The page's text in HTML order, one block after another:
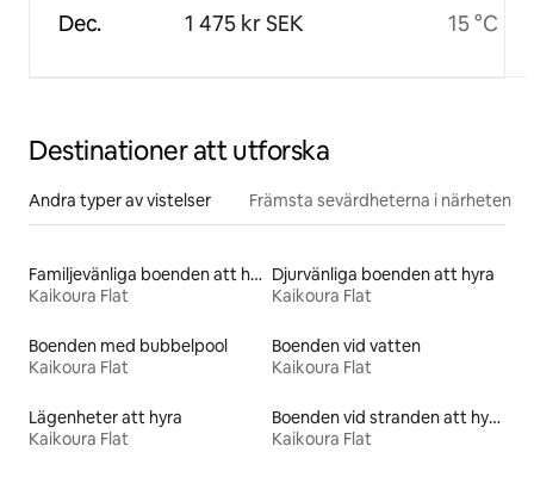
Dec. 1 475 kr SEK 15 °C
Destinationer att utforska
Andra typer av vistelser Främsta sevärdheterna i närheten
Familjevänliga boenden att hyra
Kaikoura Flat
Djurvänliga boenden att hyra
Kaikoura Flat
Boenden med bubbelpool
Kaikoura Flat
Boenden vid vatten
Kaikoura Flat
Lägenheter att hyra
Kaikoura Flat
Boenden vid stranden att hyra
Kaikoura Flat